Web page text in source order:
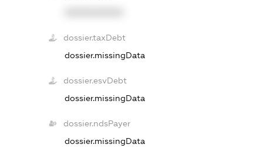
dossier.taxDebt
dossier.missingData
dossier.esvDebt
dossier.missingData
dossier.ndsPayer
dossier.missingData